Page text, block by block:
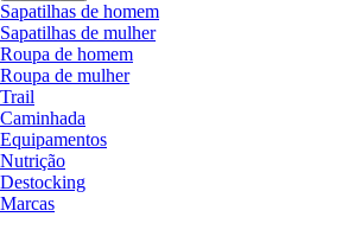
Sapatilhas de homem
Sapatilhas de mulher
Roupa de homem
Roupa de mulher
Trail
Caminhada
Equipamentos
Nutrição
Destocking
Marcas